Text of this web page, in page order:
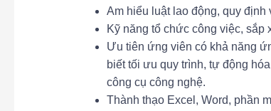
Am hiểu luật lao động, quy
Kỹ năng tổ chức công việc, sắp
Ưu tiên ứng viên có khả năng
biết tối ưu quy trình, tự động
công cụ công nghệ.
Thành thạo Excel, Word, phần